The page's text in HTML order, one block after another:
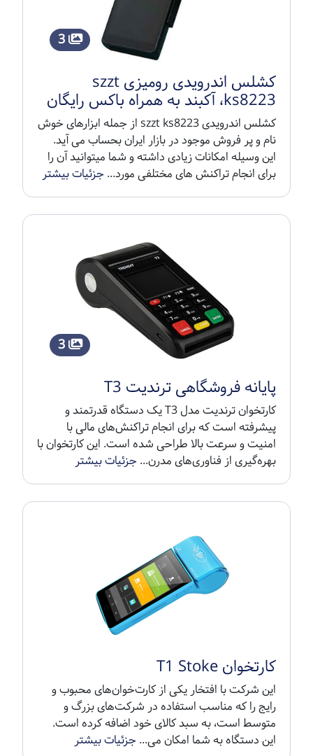
3
کشلس اندرویدی رومیزی szzt
ks8223، آکبند به همراه باکس رایگان
کشلس اندرویدی szzt ks8223 از جمله ابزارهای خوش
نام و پر فروش موجود در بازار ایران بحساب می آید.
این وسیله امکانات زیادی داشته و شما میتوانید آن را
برای انجام تراکنش های مختلفی مورد...جزئیات بیشتر
3
پایانه فروشگاهی ترندیت T3
کارتخوان ترندیت مدل T3 یک دستگاه قدرتمند و
پیشرفته است که برای انجام تراکنش‌های مالی با
امنیت و سرعت بالا طراحی شده است. این کارتخوان با
بهره‌گیری از فناوری‌های مدرن...جزئیات بیشتر
کارتخوان T1 Stoke
این شرکت با افتخار یکی از کارت‌خوان‌های محبوب و
رایج را که مناسب استفاده در شرکت‌های بزرگ و
متوسط است، به سبد کالای خود اضافه کرده است.
این دستگاه به شما امکان می...جزئیات بیشتر